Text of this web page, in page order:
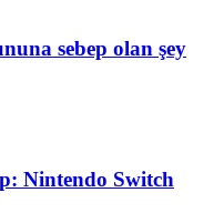
sebep olan şey
Nintendo Switch